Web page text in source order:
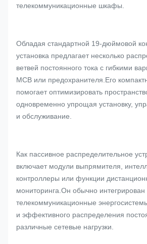
телекоммуникационные шкафы.
Обладая стандартной 19-дюймовой
установка предлагает несколько
ветвей постоянного тока с гибкими
MCB или предохранителя.Его
помогает оптимизировать
одновременно упрощая установку,
и обслуживание.
Как пассивное распределительное
включает модули выпрямителя,
контроллеры или функции
мониторинга.Он обычно
телекоммуникационные
и эффективного распределения
различные сетевые нагрузки.